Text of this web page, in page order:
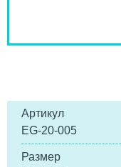
Артикул
EG-20-005
Размер